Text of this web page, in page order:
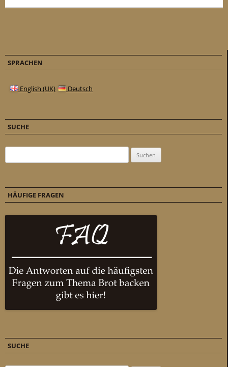
SPRACHEN
English (UK) Deutsch
SUCHE
HÄUFIGE FRAGEN
SUCHE